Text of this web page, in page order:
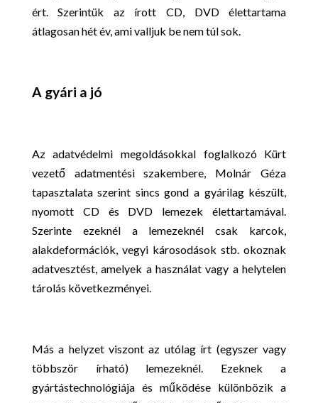
ért. Szerintük az írott CD, DVD élettartama
átlagosan hét év, ami valljuk be nem túl sok.
A gyári a jó
Az adatvédelmi megoldásokkal foglalkozó Kürt
vezető adatmentési szakembere, Molnár Géza
tapasztalata szerint sincs gond a gyárilag készült,
nyomott CD és DVD lemezek élettartamával.
Szerinte ezeknél a lemezeknél csak karcok,
alakdeformációk, vegyi károsodások stb. okoznak
adatvesztést, amelyek a használat vagy a helytelen
tárolás következményei.
Más a helyzet viszont az utólag írt (egyszer vagy
többször írható) lemezeknél. Ezeknek a
gyártástechnológiája és működése különbözik a